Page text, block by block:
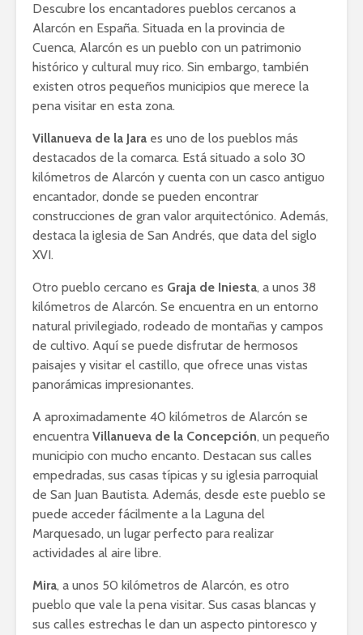
Descubre los encantadores pueblos cercanos a
Alarcón en España. Situada en la provincia de
Cuenca, Alarcón es un pueblo con un patrimonio
histórico y cultural muy rico. Sin embargo, también
existen otros pequeños municipios que merece la
pena visitar en esta zona.
Villanueva de la Jara es uno de los pueblos más
destacados de la comarca. Está situado a solo 30
kilómetros de Alarcón y cuenta con un casco antiguo
encantador, donde se pueden encontrar
construcciones de gran valor arquitectónico. Además,
destaca la iglesia de San Andrés, que data del siglo
XVI.
Otro pueblo cercano es Graja de Iniesta, a unos 38
kilómetros de Alarcón. Se encuentra en un entorno
natural privilegiado, rodeado de montañas y campos
de cultivo. Aquí se puede disfrutar de hermosos
paisajes y visitar el castillo, que ofrece unas vistas
panorámicas impresionantes.
A aproximadamente 40 kilómetros de Alarcón se
encuentra Villanueva de la Concepción, un pequeño
municipio con mucho encanto. Destacan sus calles
empedradas, sus casas típicas y su iglesia parroquial
de San Juan Bautista. Además, desde este pueblo se
puede acceder fácilmente a la Laguna del
Marquesado, un lugar perfecto para realizar
actividades al aire libre.
Mira, a unos 50 kilómetros de Alarcón, es otro
pueblo que vale la pena visitar. Sus casas blancas y
sus calles estrechas le dan un aspecto pintoresco y